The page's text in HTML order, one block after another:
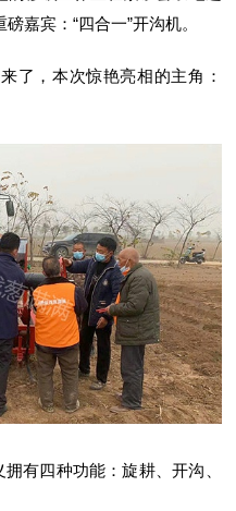
嘉宾：“四合一”开沟机。
了，本次惊艳亮相的主角：
有四种功能：旋耕、开沟、